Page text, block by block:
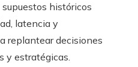
históricos
latencia y
replantear decisiones
y estratégicas.